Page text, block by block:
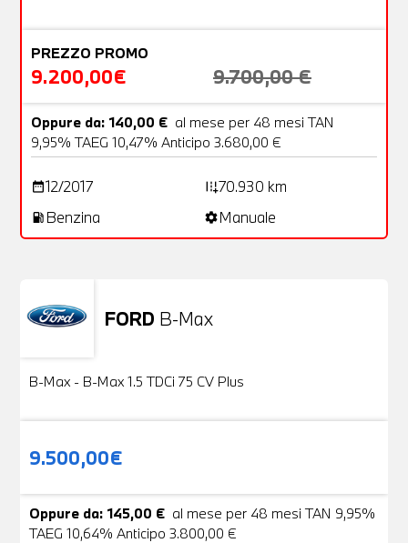
PREZZO PROMO
9.200,00€ 9.700,00 €
Oppure da: 140,00 € al mese per 48 mesi TAN
9,95% TAEG 10,47% Anticipo 3.680,00 €
date_range12/2017 add_road70.930 km
local_gas_station Benzina settingsManuale
FORD B-Max
B-Max - B-Max 1.5 TDCi 75 CV Plus
9.500,00€
Oppure da: 145,00 € al mese per 48 mesi TAN 9,95%
TAEG 10,64% Anticipo 3.800,00 €